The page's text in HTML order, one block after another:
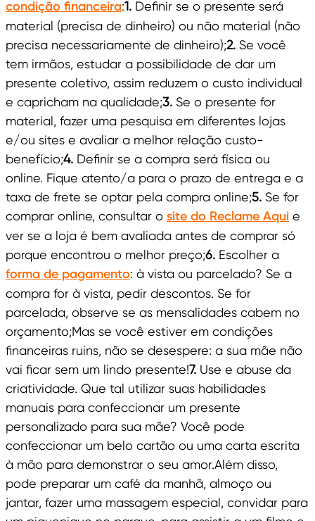
condição financeira:1. Definir se o presente será
material (precisa de dinheiro) ou não material (não
precisa necessariamente de dinheiro);2. Se você
tem irmãos, estudar a possibilidade de dar um
presente coletivo, assim reduzem o custo individual
e capricham na qualidade;3. Se o presente for
material, fazer uma pesquisa em diferentes lojas
e/ou sites e avaliar a melhor relação custo-
benefício;4. Definir se a compra será física ou
online. Fique atento/a para o prazo de entrega e a
taxa de frete se optar pela compra online;5. Se for
comprar online, consultar o site do Reclame Aqui e
ver se a loja é bem avaliada antes de comprar só
porque encontrou o melhor preço;6. Escolher a
forma de pagamento: à vista ou parcelado? Se a
compra for à vista, pedir descontos. Se for
parcelada, observe se as mensalidades cabem no
orçamento;Mas se você estiver em condições
financeiras ruins, não se desespere: a sua mãe não
vai ficar sem um lindo presente!7. Use e abuse da
criatividade. Que tal utilizar suas habilidades
manuais para confeccionar um presente
personalizado para sua mãe? Você pode
confeccionar um belo cartão ou uma carta escrita
à mão para demonstrar o seu amor.Além disso,
pode preparar um café da manhã, almoço ou
jantar, fazer uma massagem especial, convidar para